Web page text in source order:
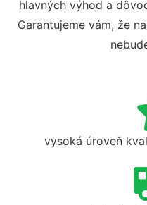
hlavných výhod a
Garantujeme vám, že
vysoká úroveň